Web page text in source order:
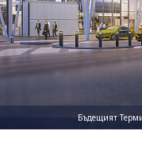
Бъдещият